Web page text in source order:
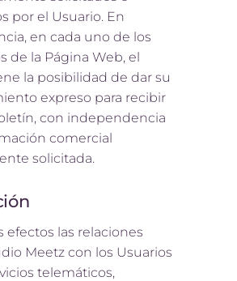
por el Usuario. En
en cada uno de los
de la Página Web, el
la posibilidad de dar su
expreso para recibir
con independencia
comercial
solicitada.
efectos las relaciones
Meetz con los Usuarios
telemáticos,